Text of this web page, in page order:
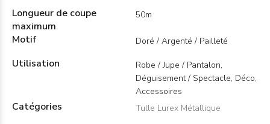
Longueur de coupe
maximum
50m
Motif Doré / Argenté / Pailleté
Utilisation
Robe / Jupe / Pantalon,
Déguisement / Spectacle, Déco,
Accessoires
Catégories Tulle Lurex Métallique